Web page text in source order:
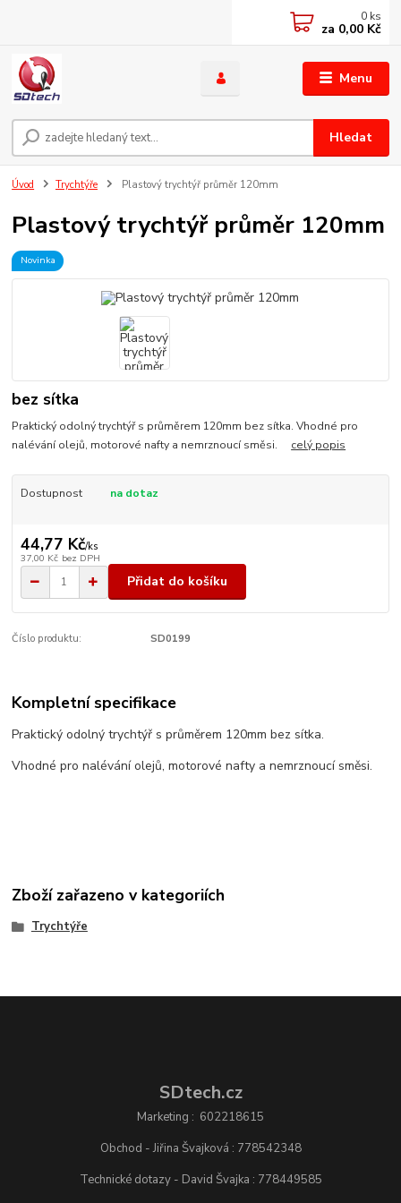
Menu
Hledat
0 ks
za 0,00 Kč
Úvod Trychtýře Plastový trychtýř průměr 120mm
Plastový trychtýř průměr 120mm
Novinka
bez sítka
Praktický odolný trychtýř s průměrem 120mm bez sítka. Vhodné pro
nalévání olejů, motorové nafty a nemrznoucí směsi. celý popis
Dostupnost na dotaz
44,77 Kč/ks
37,00 Kč bez DPH
Přidat do košíku
Číslo produktu: SD0199
Kompletní specifikace
Praktický odolný trychtýř s průměrem 120mm bez sítka.
Vhodné pro nalévání olejů, motorové nafty a nemrznoucí směsi.
Zboží zařazeno v kategoriích
Trychtýře
SDtech.cz
Marketing : 602218615
Obchod - Jiřina Švajková : 778542348
Technické dotazy - David Švajka : 778449585